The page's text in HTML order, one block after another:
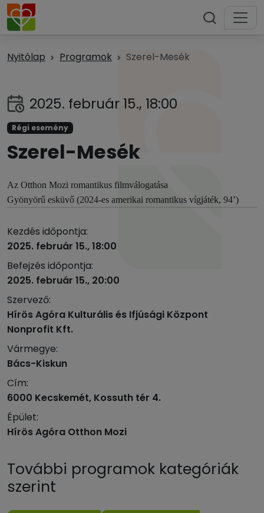
Nyitólap Programok Szerel-Mesék
2025. február 15., 18:00
Régi esemény
Szerel-Mesék
Az Otthon Mozi romantikus filmválogatása
Gyönyörű esküvő (2024-es amerikai romantikus vígjáték, 94’)
Kezdés időpontja:
2025. február 15., 18:00
Befejzés időpontja:
2025. február 15., 20:00
Szervező:
Hírös Agóra Kulturális és Ifjúsági Központ
Nonprofit Kft.
Vármegye:
Bács-Kiskun
Cím:
6000 Kecskemét, Kossuth tér 4.
Épület:
Hírös Agóra Otthon Mozi
További programok kategóriák
szerint